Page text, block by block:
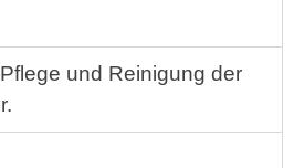
und Reinigung der